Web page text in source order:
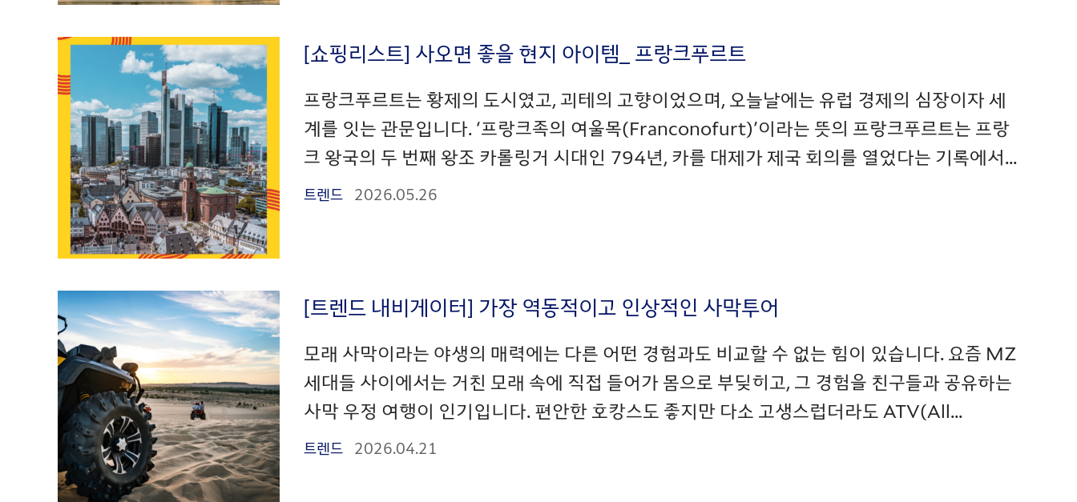
[쇼핑리스트] 사오면 좋을 현지 아이템_ 프랑크푸르트
프랑크푸르트는 황제의 도시였고, 괴테의 고향이었으며, 오늘날에는 유럽 경제의 심장이자 세
계를 잇는 관문입니다. ‘프랑크족의 여울목(Franconofurt)’이라는 뜻의 프랑크푸르트는 프랑
크 왕국의 두 번째 왕조 카롤링거 시대인 794년, 카를 대제가 제국 회의를 열었다는 기록에서...
트렌드 2026.05.26
[트렌드 내비게이터] 가장 역동적이고 인상적인 사막투어
모래 사막이라는 야생의 매력에는 다른 어떤 경험과도 비교할 수 없는 힘이 있습니다. 요즘 MZ
세대들 사이에서는 거친 모래 속에 직접 들어가 몸으로 부딪히고, 그 경험을 친구들과 공유하는
사막 우정 여행이 인기입니다. 편안한 호캉스도 좋지만 다소 고생스럽더라도 ATV(All...
트렌드 2026.04.21